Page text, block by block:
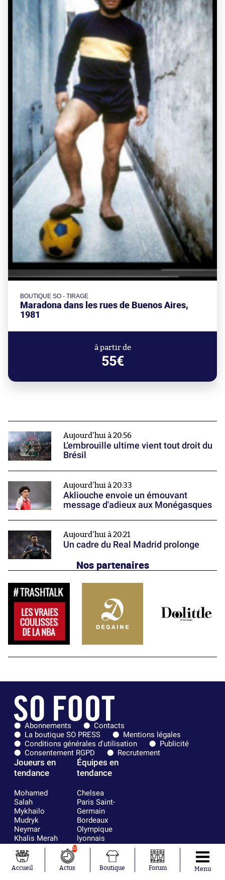
BOUTIQUE SO - TIRAGE
Maradona dans les rues de Buenos Aires,
1981
à partir de
55€
Aujourd'hui à 20:56
L'embrouille ultime vient tout droit du
Brésil
Aujourd'hui à 20:33
Akliouche envoie un émouvant
message d'adieux aux Monégasques
Aujourd'hui à 20:21
Un cadre du Real Madrid prolonge
Nos partenaires
Abonnements
Contacts
La boutique SO PRESS
Mentions légales
Conditions générales d'utilisation
Publicité
Consentement RGPD
Recrutement
Joueurs en
tendance
Mohamed
Salah
Mykhailo
Mudryk
Neymar
Khalis Merah
Loïs Openda
Moussa
Niakhaté
Équipes en
tendance
Chelsea
Paris Saint-
Germain
Bordeaux
Olympique
lyonnais
FIFA
Real Madrid
RC Strasbourg
AC Milan
Accueil
10
Actus Boutique Forum Menu